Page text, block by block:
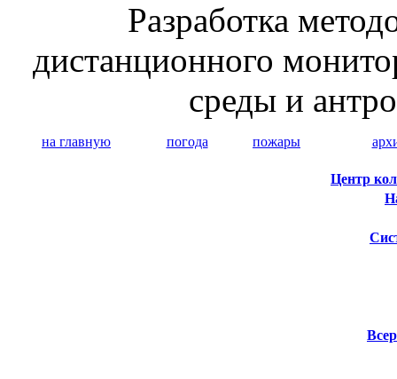
Разработка
дистанционного
среды и
на главную погода пожары
Центр